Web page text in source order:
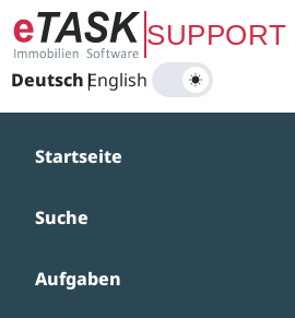
Zum Hauptinhalt springen
Deutsch|
English
Startseite
Suche
Aufgaben